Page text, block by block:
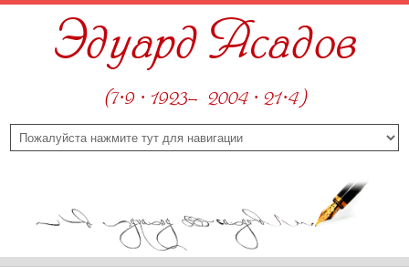
Эдуард Асадов
(7·9 · 1923—2004 · 21·4)